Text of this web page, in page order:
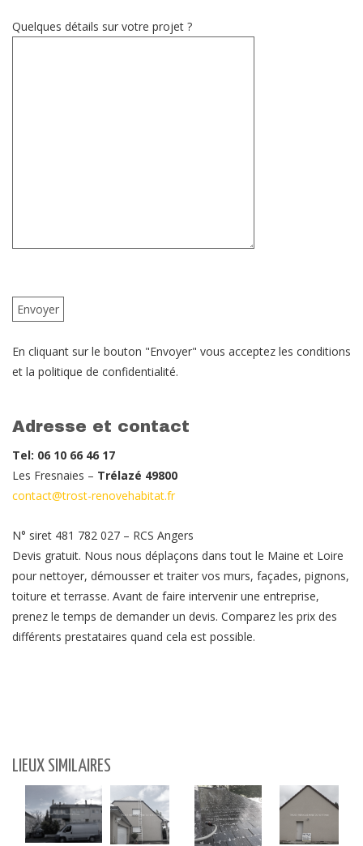
Quelques détails sur votre projet ?
En cliquant sur le bouton "Envoyer" vous acceptez les conditions
et la politique de confidentialité.
Adresse et contact
Tel: 06 10 66 46 17
Les Fresnaies – Trélazé 49800
contact@trost-renovehabitat.fr
N° siret 481 782 027 – RCS Angers
Devis gratuit. Nous nous déplaçons dans tout le Maine et Loire
pour nettoyer, démousser et traiter vos murs, façades, pignons,
toiture et terrasse. Avant de faire intervenir une entreprise,
prenez le temps de demander un devis. Comparez les prix des
différents prestataires quand cela est possible.
LIEUX SIMILAIRES